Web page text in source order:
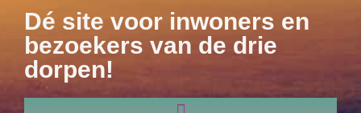
Dé site voor inwoners en
bezoekers van de drie
dorpen!